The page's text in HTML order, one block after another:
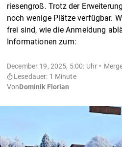
riesengroß. Trotz der
noch wenige Plätze verfügbar.
frei sind, wie die Anmeldung
Informationen zum:
December 19, 2025, 5:00: Uhr
Lesedauer: 1 Minute
VonDominik Florian